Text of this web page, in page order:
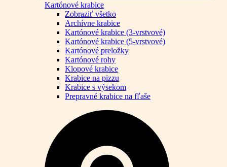
Kartónové krabice
Zobraziť všetko
Archívne krabice
Kartónové krabice (3-vrstvové)
Kartónové krabice (5-vrstvové)
Kartónové preložky
Kartónové rohy
Klopové krabice
Krabice na pizzu
Krabice s výsekom
Prepravné krabice na fľaše